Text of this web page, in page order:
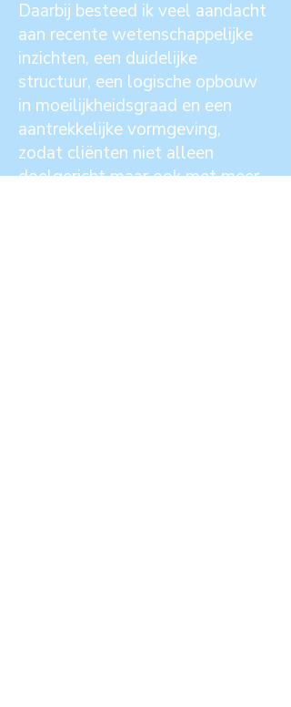
Daarbij besteed ik veel aandacht
aan recente wetenschappelijke
inzichten, een duidelijke
structuur, een logische opbouw
in moeilijkheidsgraad en een
aantrekkelijke vormgeving,
zodat cliënten niet alleen
doelgericht maar ook met meer